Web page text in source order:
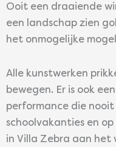
Ooit een draaiende
een landschap zien
het onmogelijke
Alle kunstwerken
bewegen. Er is ook
performance die
schoolvakanties en
in Villa Zebra aan het